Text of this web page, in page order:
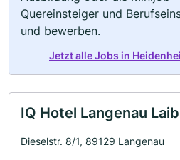
Quereinsteiger und
und bewerben.
Jetzt alle Jobs in
IQ Hotel Langenau
Dieselstr. 8/1, 89129 Langenau